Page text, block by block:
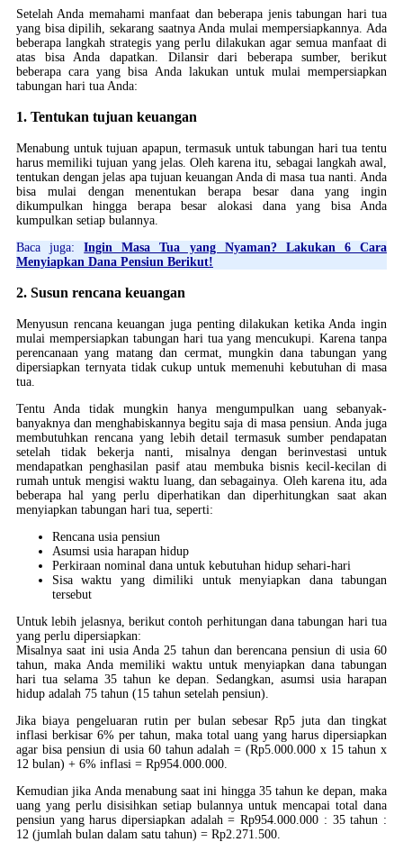
Setelah Anda memahami manfaat dan beberapa jenis tabungan hari tua
yang bisa dipilih, sekarang saatnya Anda mulai mempersiapkannya. Ada
beberapa langkah strategis yang perlu dilakukan agar semua manfaat di
atas bisa Anda dapatkan. Dilansir dari beberapa sumber, berikut
beberapa cara yang bisa Anda lakukan untuk mulai mempersiapkan
tabungan hari tua Anda:
1. Tentukan tujuan keuangan
Menabung untuk tujuan apapun, termasuk untuk tabungan hari tua tentu
harus memiliki tujuan yang jelas. Oleh karena itu, sebagai langkah awal,
tentukan dengan jelas apa tujuan keuangan Anda di masa tua nanti. Anda
bisa mulai dengan menentukan berapa besar dana yang ingin
dikumpulkan hingga berapa besar alokasi dana yang bisa Anda
kumpulkan setiap bulannya.
Baca juga:Ingin Masa Tua yang Nyaman? Lakukan 6 Cara
Menyiapkan Dana Pensiun Berikut!
2. Susun rencana keuangan
Menyusun rencana keuangan juga penting dilakukan ketika Anda ingin
mulai mempersiapkan tabungan hari tua yang mencukupi. Karena tanpa
perencanaan yang matang dan cermat, mungkin dana tabungan yang
dipersiapkan ternyata tidak cukup untuk memenuhi kebutuhan di masa
tua.
Tentu Anda tidak mungkin hanya mengumpulkan uang sebanyak-
banyaknya dan menghabiskannya begitu saja di masa pensiun. Anda juga
membutuhkan rencana yang lebih detail termasuk sumber pendapatan
setelah tidak bekerja nanti, misalnya dengan berinvestasi untuk
mendapatkan penghasilan pasif atau membuka bisnis kecil-kecilan di
rumah untuk mengisi waktu luang, dan sebagainya. Oleh karena itu, ada
beberapa hal yang perlu diperhatikan dan diperhitungkan saat akan
menyiapkan tabungan hari tua, seperti:
Rencana usia pensiun
Asumsi usia harapan hidup
Perkiraan nominal dana untuk kebutuhan hidup sehari-hari
Sisa waktu yang dimiliki untuk menyiapkan dana tabungan
tersebut
Untuk lebih jelasnya, berikut contoh perhitungan dana tabungan hari tua
yang perlu dipersiapkan:
Misalnya saat ini usia Anda 25 tahun dan berencana pensiun di usia 60
tahun, maka Anda memiliki waktu untuk menyiapkan dana tabungan
hari tua selama 35 tahun ke depan. Sedangkan, asumsi usia harapan
hidup adalah 75 tahun (15 tahun setelah pensiun).
Jika biaya pengeluaran rutin per bulan sebesar Rp5 juta dan tingkat
inflasi berkisar 6% per tahun, maka total uang yang harus dipersiapkan
agar bisa pensiun di usia 60 tahun adalah = (Rp5.000.000 x 15 tahun x
12 bulan) + 6% inflasi = Rp954.000.000.
Kemudian jika Anda menabung saat ini hingga 35 tahun ke depan, maka
uang yang perlu disisihkan setiap bulannya untuk mencapai total dana
pensiun yang harus dipersiapkan adalah = Rp954.000.000 : 35 tahun :
12 (jumlah bulan dalam satu tahun) = Rp2.271.500.